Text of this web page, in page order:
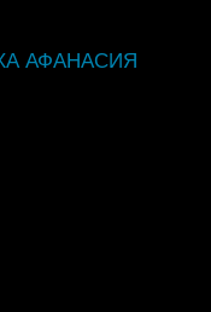
АФАНАСИЯ